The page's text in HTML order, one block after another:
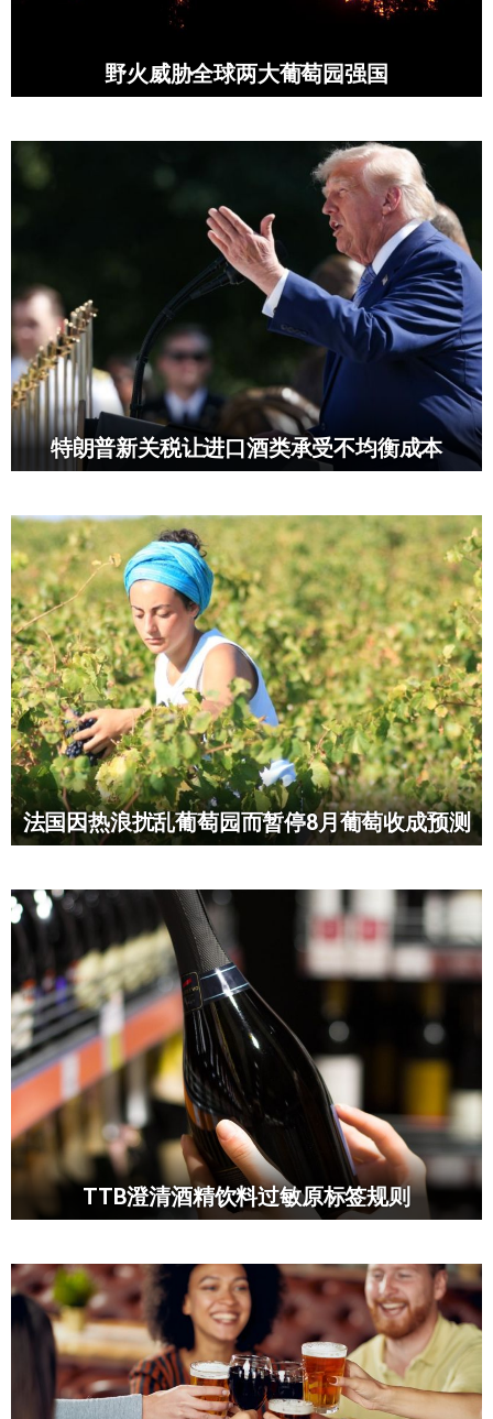
野火威胁全球两大葡萄园强国
特朗普新关税让进口酒类承受不均衡成本
法国因热浪扰乱葡萄园而暂停8月葡萄收成预测
TTB澄清酒精饮料过敏原标签规则